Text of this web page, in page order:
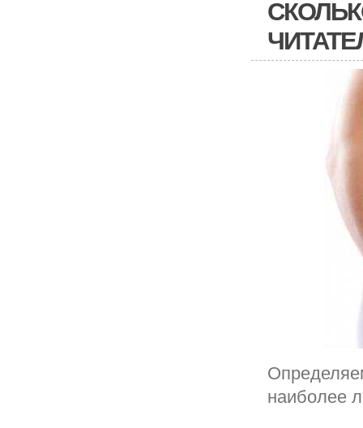
наиболее